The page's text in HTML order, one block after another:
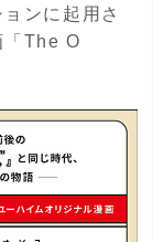
ンに起用さ
「The O